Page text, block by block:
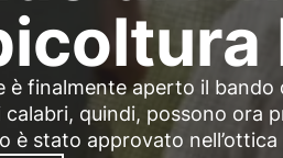
è finalmente aperto il bando
quindi, possono ora
è stato approvato